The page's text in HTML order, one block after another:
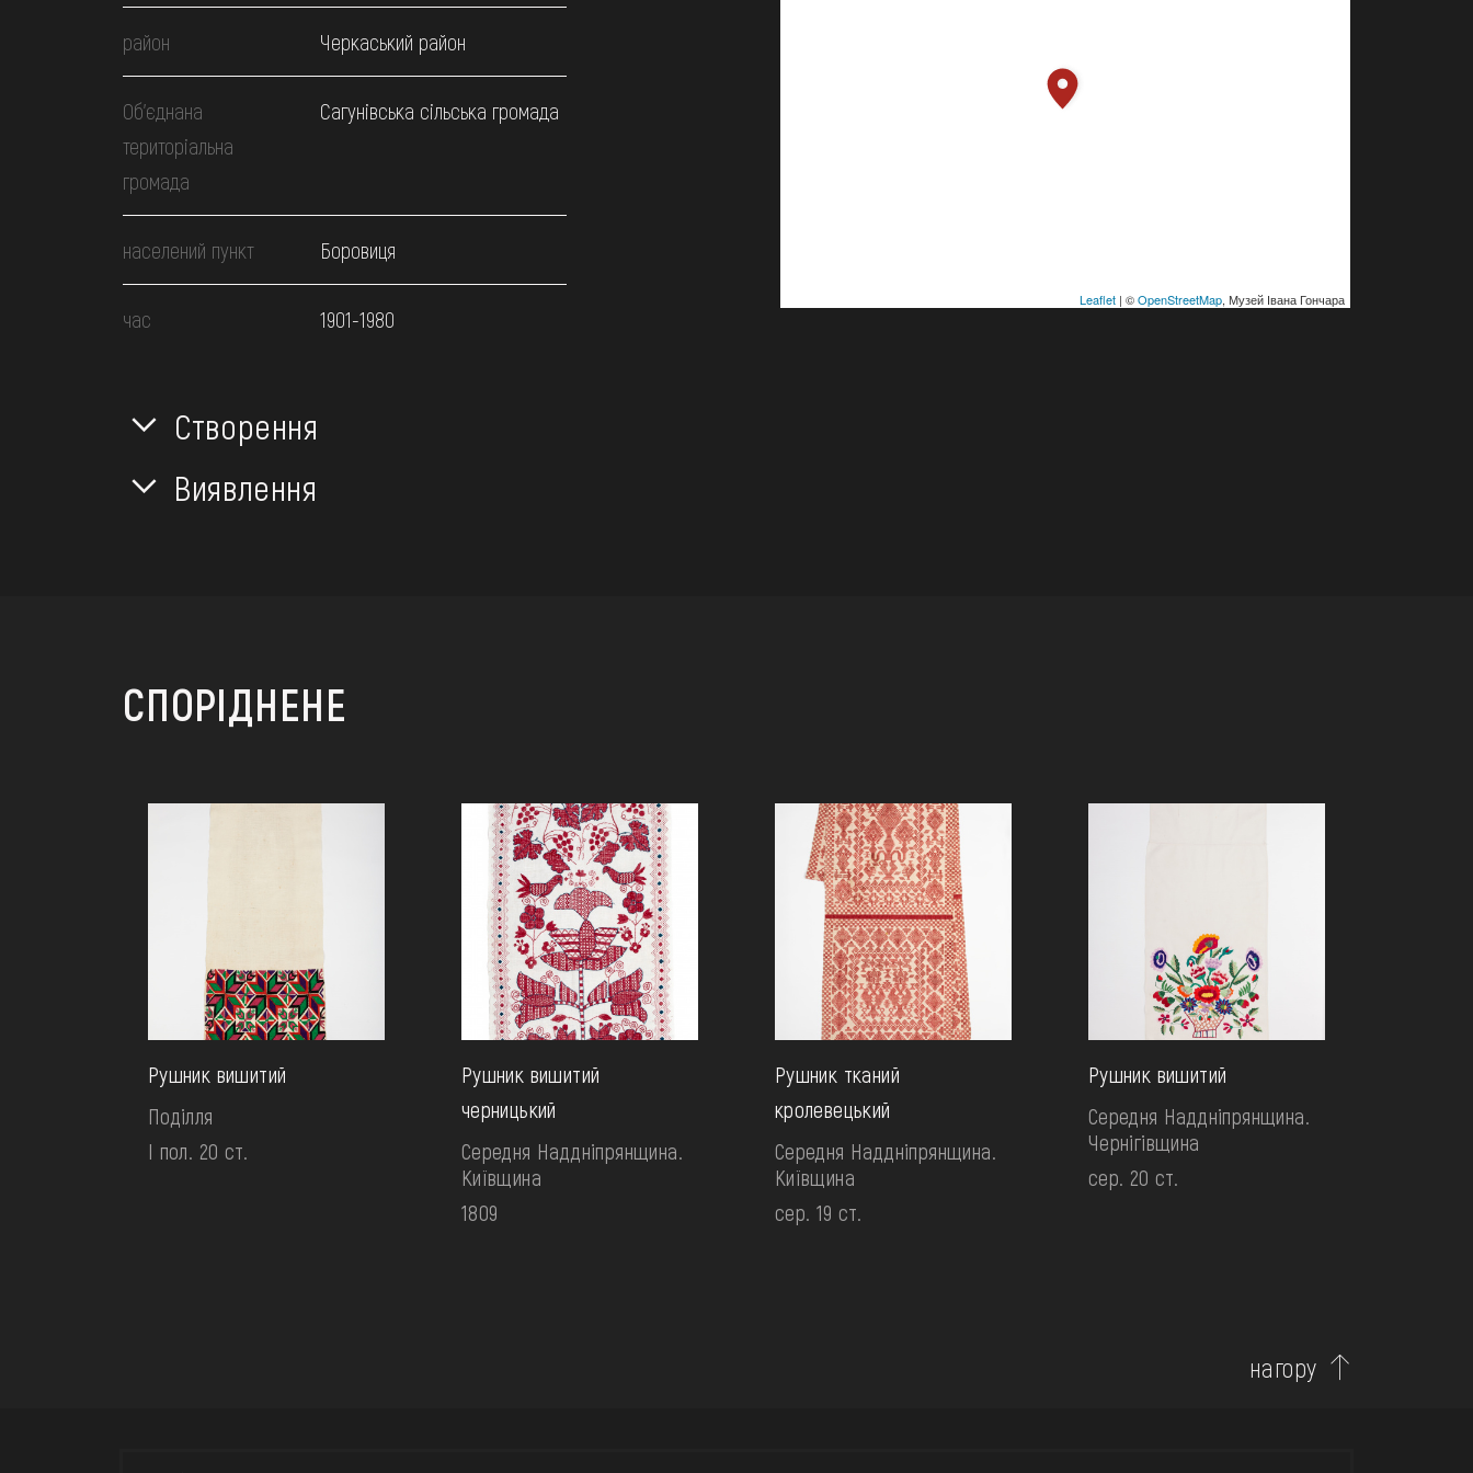
район Черкаський район
Об’єднана
територіальна
громада
Сагунівська сільська громада
населений пункт Боровиця
час 1901-1980
Leaflet | ©OpenStreetMap, Музей Івана Гончара
Створення
Виявлення
СПОРІДНЕНЕ
Рушник вишитий
Поділля
І пол. 20 ст.
Рушник вишитий
черницький
Середня Наддніпрянщина.
Київщина
1809
Рушник тканий
кролевецький
Середня Наддніпрянщина.
Київщина
сер. 19 ст.
Рушник вишитий
Середня Наддніпрянщина.
Чернігівщина
сер. 20 ст.
нагору